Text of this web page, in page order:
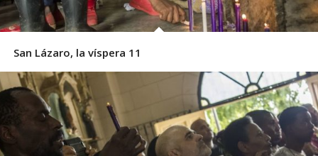
San Lázaro, la víspera 11